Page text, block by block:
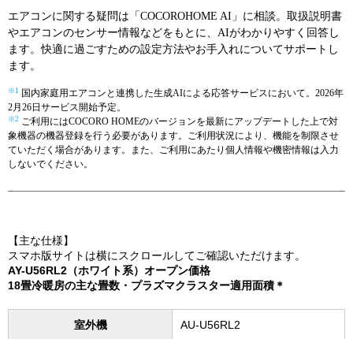
【主な仕様】
スマホ版サイトは横にスクロールしてご確認いただけます。
AY-U56RL2（ホワイト系）オープン価格
18畳冷暖房の主な畳数・プラズマクラスター適用面積＊
室外機 AU-U56RL2